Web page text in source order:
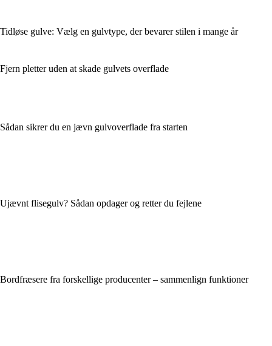
Tidløse gulve: Vælg en gulvtype, der bevarer stilen i mange år
Fjern pletter uden at skade gulvets overflade
Sådan sikrer du en jævn gulvoverflade fra starten
Ujævnt flisegulv? Sådan opdager og retter du fejlene
Bordfræsere fra forskellige producenter – sammenlign funktioner